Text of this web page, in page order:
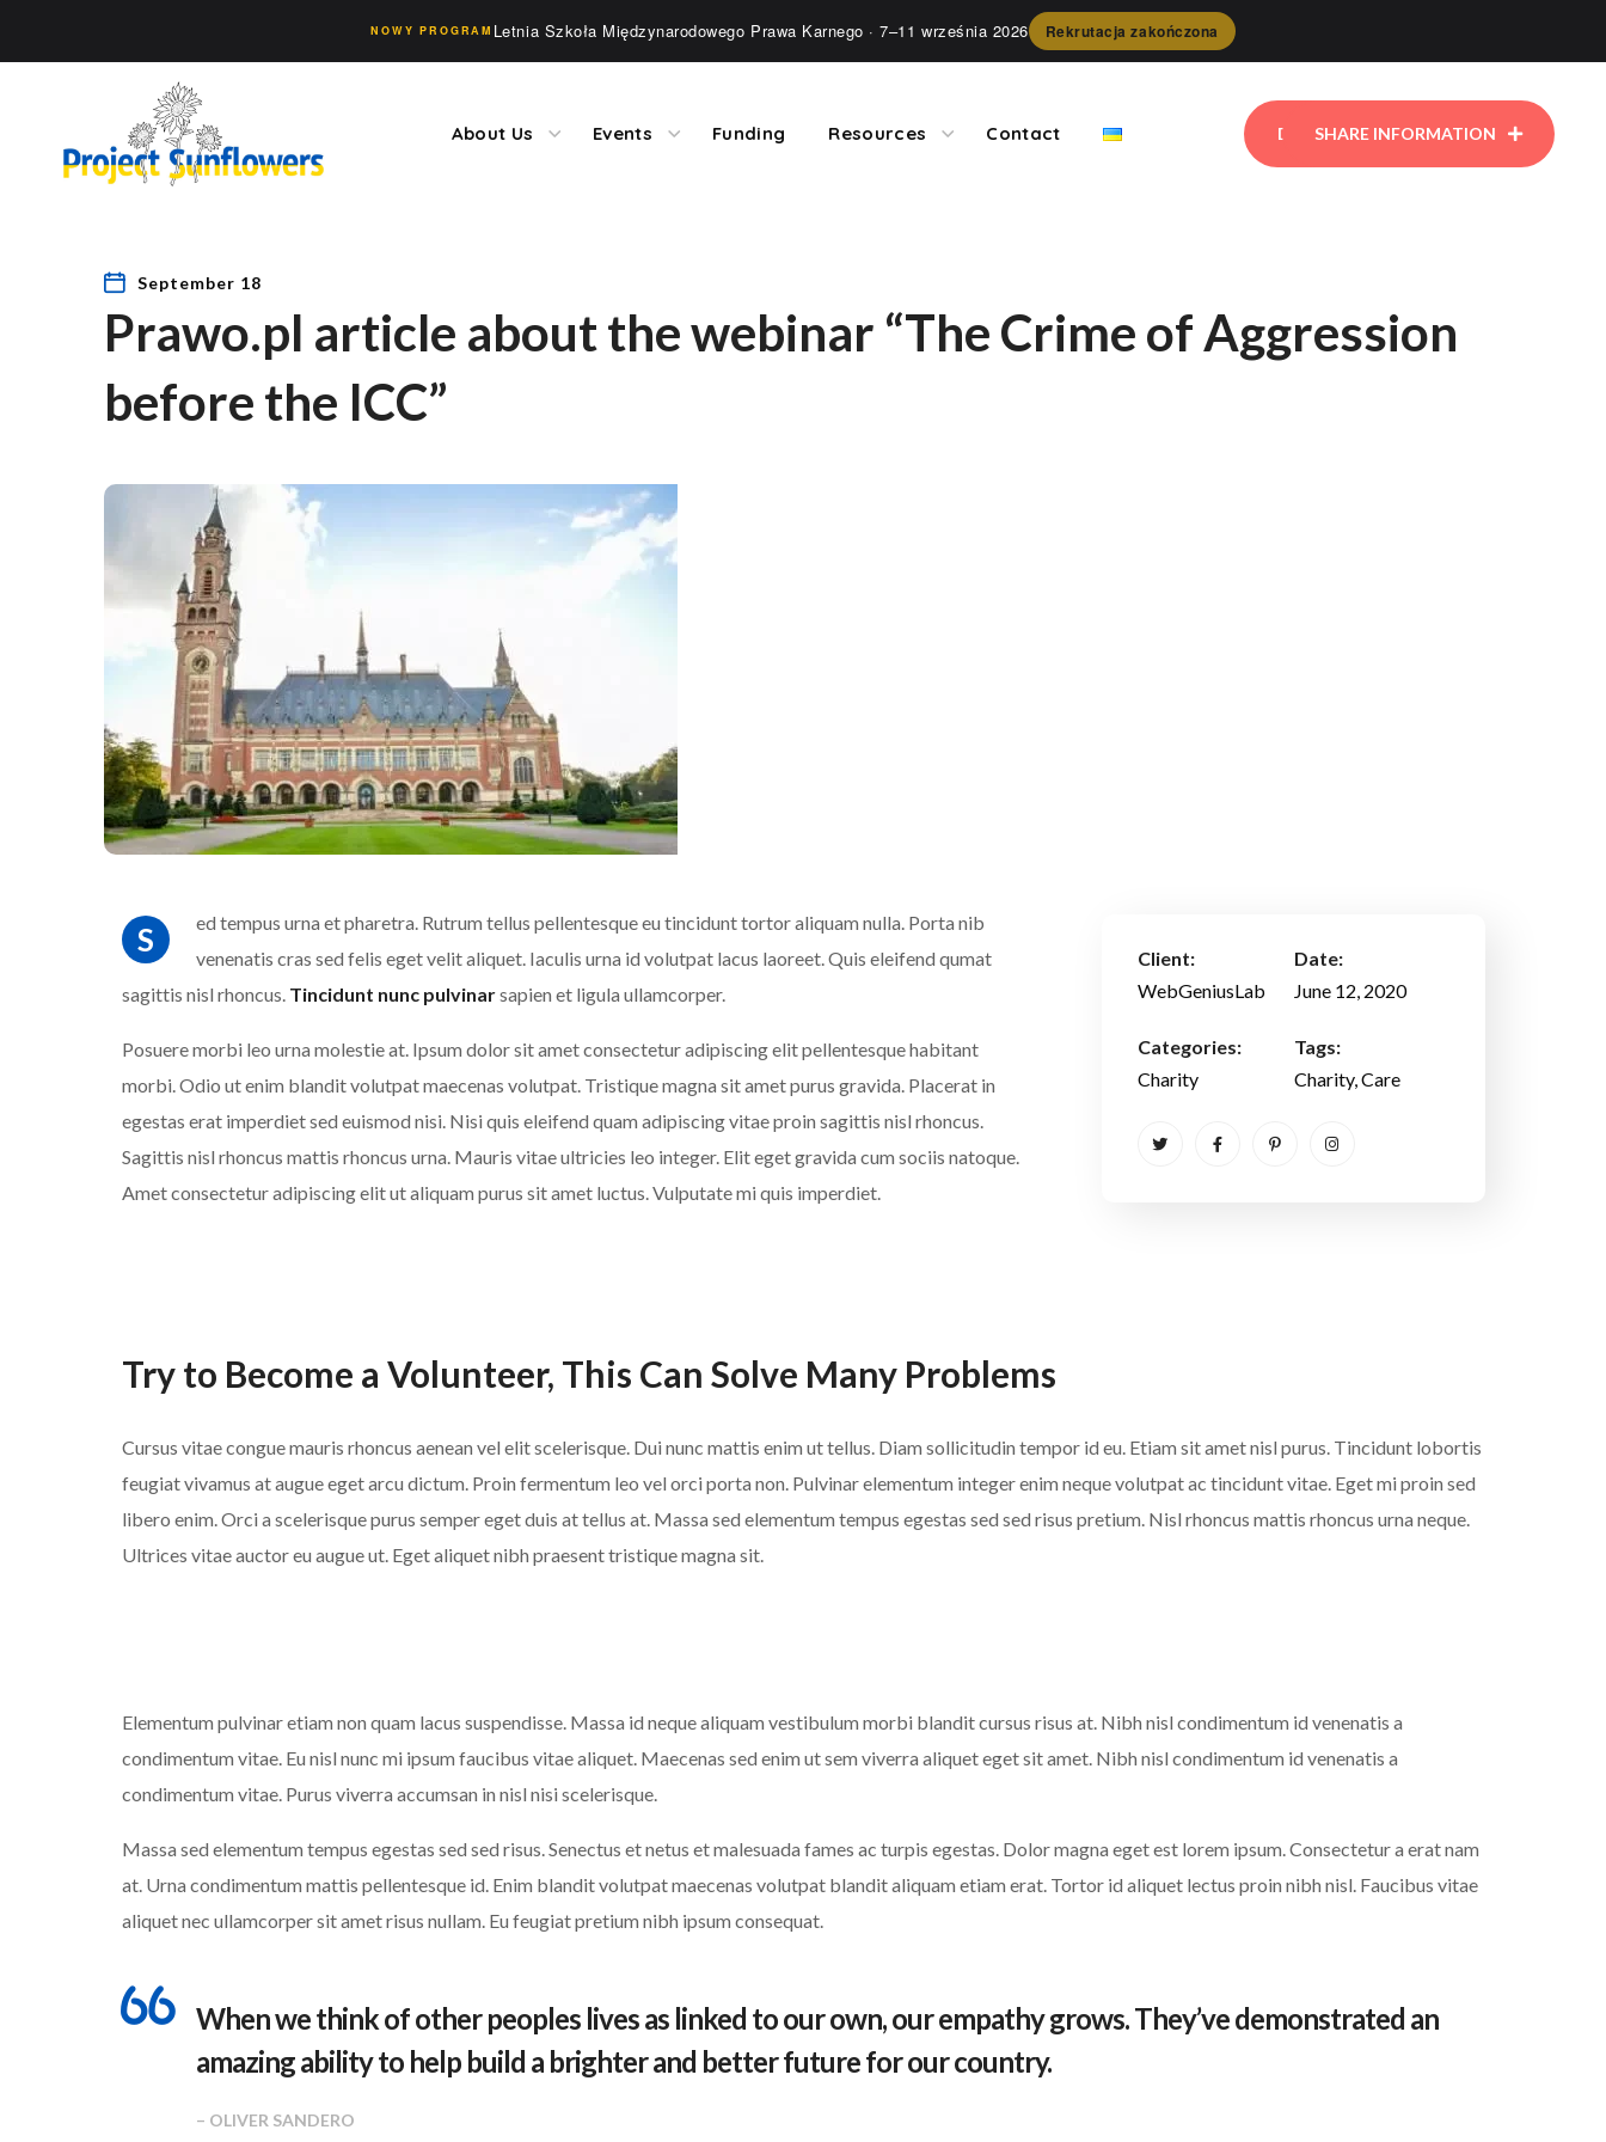
NOWY PROGRAM Letnia Szkoła Międzynarodowego Prawa Karnego · 7–11 września 2026 Rekrutacja zakończona
About Us Events Funding Resources Contact DONATESHARE INFORMATION
September 18
Prawo.pl article about the webinar “The Crime of Aggression
before the ICC”
S
ed tempus urna et pharetra. Rutrum tellus pellentesque eu tincidunt tortor aliquam nulla. Porta nib
venenatis cras sed felis eget velit aliquet. Iaculis urna id volutpat lacus laoreet. Quis eleifend qumat
sagittis nisl rhoncus. Tincidunt nunc pulvinarsapien et ligula ullamcorper.
Posuere morbi leo urna molestie at. Ipsum dolor sit amet consectetur adipiscing elit pellentesque habitant
morbi. Odio ut enim blandit volutpat maecenas volutpat. Tristique magna sit amet purus gravida. Placerat in
egestas erat imperdiet sed euismod nisi. Nisi quis eleifend quam adipiscing vitae proin sagittis nisl rhoncus.
Sagittis nisl rhoncus mattis rhoncus urna. Mauris vitae ultricies leo integer. Elit eget gravida cum sociis natoque.
Amet consectetur adipiscing elit ut aliquam purus sit amet luctus. Vulputate mi quis imperdiet.
Client:
WebGeniusLab
Date:
June 12, 2020
Categories:
Charity
Tags:
Charity, Care
Try to Become a Volunteer, This Can Solve Many Problems
Cursus vitae congue mauris rhoncus aenean vel elit scelerisque. Dui nunc mattis enim ut tellus. Diam sollicitudin tempor id eu. Etiam sit amet nisl purus. Tincidunt lobortis
feugiat vivamus at augue eget arcu dictum. Proin fermentum leo vel orci porta non. Pulvinar elementum integer enim neque volutpat ac tincidunt vitae. Eget mi proin sed
libero enim. Orci a scelerisque purus semper eget duis at tellus at. Massa sed elementum tempus egestas sed sed risus pretium. Nisl rhoncus mattis rhoncus urna neque.
Ultrices vitae auctor eu augue ut. Eget aliquet nibh praesent tristique magna sit.
Elementum pulvinar etiam non quam lacus suspendisse. Massa id neque aliquam vestibulum morbi blandit cursus risus at. Nibh nisl condimentum id venenatis a
condimentum vitae. Eu nisl nunc mi ipsum faucibus vitae aliquet. Maecenas sed enim ut sem viverra aliquet eget sit amet. Nibh nisl condimentum id venenatis a
condimentum vitae. Purus viverra accumsan in nisl nisi scelerisque.
Massa sed elementum tempus egestas sed sed risus. Senectus et netus et malesuada fames ac turpis egestas. Dolor magna eget est lorem ipsum. Consectetur a erat nam
at. Urna condimentum mattis pellentesque id. Enim blandit volutpat maecenas volutpat blandit aliquam etiam erat. Tortor id aliquet lectus proin nibh nisl. Faucibus vitae
aliquet nec ullamcorper sit amet risus nullam. Eu feugiat pretium nibh ipsum consequat.
When we think of other peoples lives as linked to our own, our empathy grows. They’ve demonstrated an
amazing ability to help build a brighter and better future for our country.
– OLIVER SANDERO